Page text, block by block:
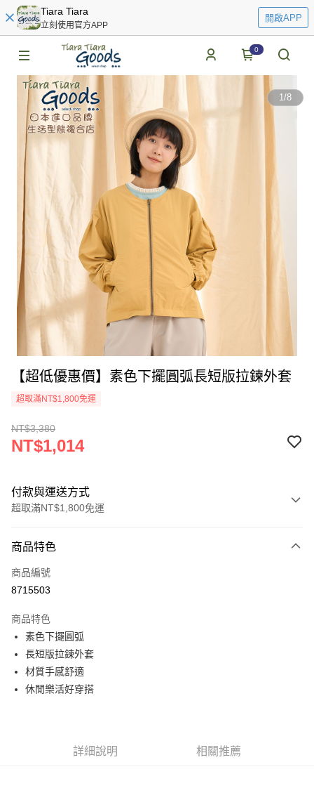
Tiara Tiara
立刻使用官方APP
開啟APP
0
1/8
【超低優惠價】素色下擺圓弧長短版拉鍊外套
超取滿NT$1,800免運
NT$3,380
NT$1,014
付款與運送方式
超取滿NT$1,800免運
信用卡一次付款
超商取貨付款
街口支付
悠遊付
AFTEE先享後付
１．簡單：不需註冊會員、不需綁卡、不需儲值。
商品特色
商品編號
8715503
商品特色
素色下擺圓弧
長短版拉鍊外套
材質手感舒適
休閒樂活好穿搭
詳細說明 相關推薦